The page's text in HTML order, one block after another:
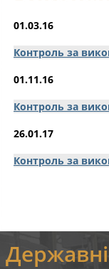
01.03.16
Контроль за
01.11.16
Контроль за
26.01.17
Контроль за